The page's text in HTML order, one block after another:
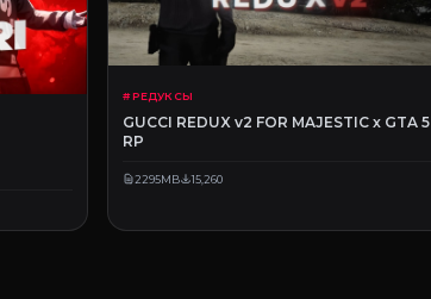
# РЕДУКСЫ
GUCCI REDUX v2 FOR MAJESTIC x GTA 5
RP
2295MB 15,260